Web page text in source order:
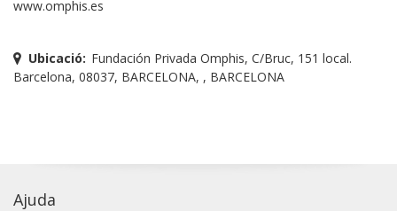
www.omphis.es
Ubicació: Fundación Privada Omphis, C/Bruc, 151 local.
Barcelona, 08037, BARCELONA, , BARCELONA
Ajuda